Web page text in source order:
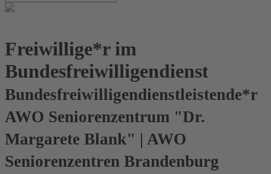
Freiwillige*r im
Bundesfreiwilligendienst
Bundesfreiwilligendienstleistende*r
AWO Seniorenzentrum "Dr.
Margarete Blank" | AWO
Seniorenzentren Brandenburg